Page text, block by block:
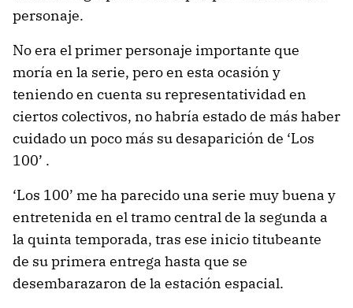
personaje.
No era el primer personaje importante que
moría en la serie, pero en esta ocasión y
teniendo en cuenta su representatividad en
ciertos colectivos, no habría estado de más haber
cuidado un poco más su desaparición de ‘Los
100’ .
‘Los 100’ me ha parecido una serie muy buena y
entretenida en el tramo central de la segunda a
la quinta temporada, tras ese inicio titubeante
de su primera entrega hasta que se
desembarazaron de la estación espacial.